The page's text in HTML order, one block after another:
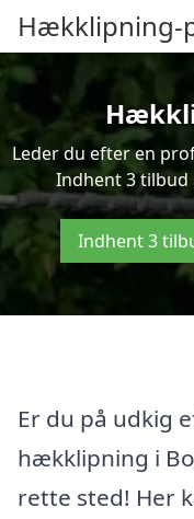
Hækklipning-
Leder du efter en
Indhent 3 tilbud
Indhent 3
Er du på udkig
hækklipning i
rette sted! Her